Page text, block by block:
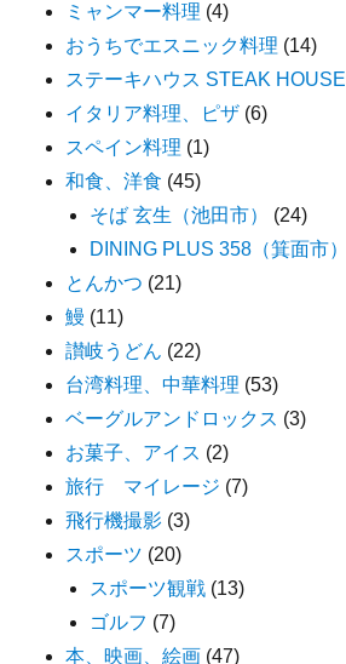
ミャンマー料理 (4)
おうちでエスニック料理 (14)
ステーキハウス STEAK HOUSE
イタリア料理、ピザ (6)
スペイン料理 (1)
和食、洋食 (45)
そば 玄生（池田市）
(24)
DINING PLUS 358（箕面市）
とんかつ (21)
鰻 (11)
讃岐うどん (22)
台湾料理、中華料理 (53)
ベーグルアンドロックス (3)
お菓子、アイス (2)
旅行 マイレージ (7)
飛行機撮影 (3)
スポーツ (20)
スポーツ観戦 (13)
ゴルフ (7)
本、映画、絵画 (47)